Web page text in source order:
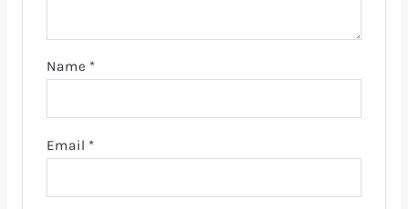
Name *
Email *